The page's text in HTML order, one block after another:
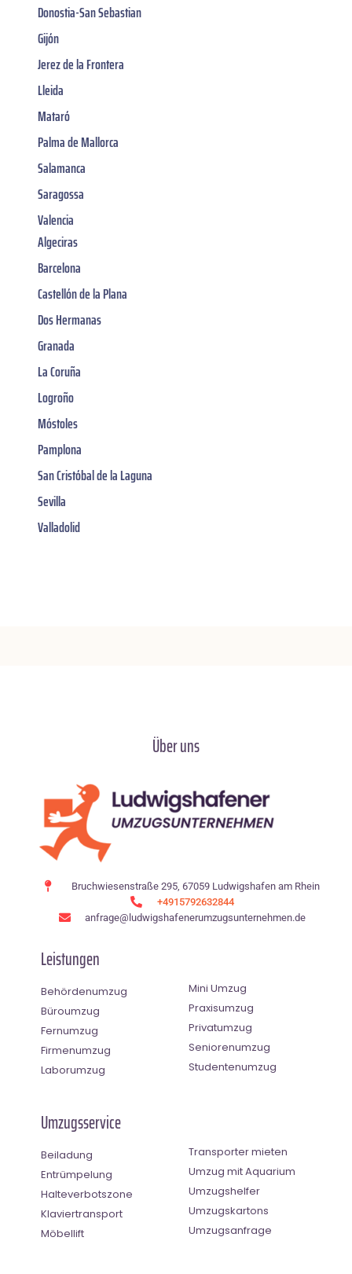
Donostia-San Sebastian
Gijón
Jerez de la Frontera
Lleida
Mataró
Palma de Mallorca
Salamanca
Saragossa
Valencia
Algeciras
Barcelona
Castellón de la Plana
Dos Hermanas
Granada
La Coruña
Logroño
Móstoles
Pamplona
San Cristóbal de la Laguna
Sevilla
Valladolid
Über uns
Bruchwiesenstraße 295, 67059 Ludwigshafen am Rhein
+4915792632844
anfrage@ludwigshafenerumzugsunternehmen.de
Leistungen
Behördenumzug
Büroumzug
Fernumzug
Firmenumzug
Laborumzug
Mini Umzug
Praxisumzug
Privatumzug
Seniorenumzug
Studentenumzug
Umzugsservice
Beiladung
Entrümpelung
Halteverbotszone
Klaviertransport
Möbellift
Transporter mieten
Umzug mit Aquarium
Umzugshelfer
Umzugskartons
Umzugsanfrage